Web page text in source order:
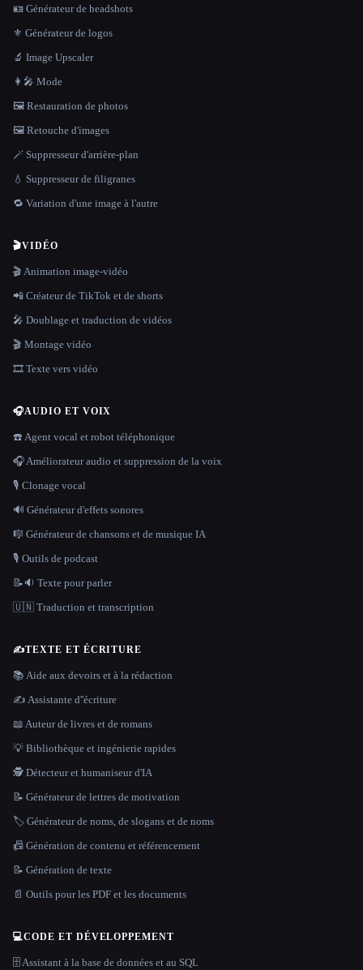
🪪 Générateur de headshots
⚜️ Générateur de logos
🔬 Image Upscaler
👩‍🎤 Mode
🖼️ Restauration de photos
🖼️ Retouche d'images
🪄 Suppresseur d'arrière-plan
💧 Suppresseur de filigranes
🔁 Variation d'une image à l'autre
🎬VIDÉO
🎬 Animation image-vidéo
📲 Créateur de TikTok et de shorts
🎤 Doublage et traduction de vidéos
🎬 Montage vidéo
🎞️ Texte vers vidéo
🎧AUDIO ET VOIX
☎️ Agent vocal et robot téléphonique
🎧 Améliorateur audio et suppression de la voix
🎙️ Clonage vocal
🔊 Générateur d'effets sonores
🎼 Générateur de chansons et de musique IA
🎙️ Outils de podcast
📝🔉 Texte pour parler
🇺🇳 Traduction et transcription
✍️TEXTE ET ÉCRITURE
📚 Aide aux devoirs et à la rédaction
✍️ Assistante d''écriture
📖 Auteur de livres et de romans
💡 Bibliothèque et ingénierie rapides
🕵️ Détecteur et humaniseur d'IA
📝 Générateur de lettres de motivation
🏷️ Générateur de noms, de slogans et de noms
📠 Génération de contenu et référencement
📝 Génération de texte
📄 Outils pour les PDF et les documents
💻CODE ET DÉVELOPPEMENT
🗄️ Assistant à la base de données et au SQL